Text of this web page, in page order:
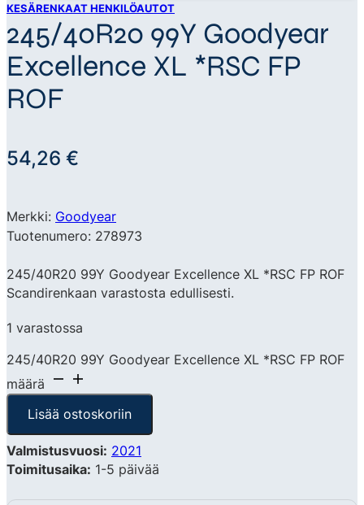
KESÄRENKAAT HENKILÖAUTOT
245/40R20 99Y Goodyear
Excellence XL *RSC FP
ROF
54,26 €
Merkki: Goodyear
Tuotenumero: 278973
245/40R20 99Y Goodyear Excellence XL *RSC FP ROF
Scandirenkaan varastosta edullisesti.
1 varastossa
245/40R20 99Y Goodyear Excellence XL *RSC FP ROF
määrä
Lisää ostoskoriin
Valmistusvuosi: 2021
Toimitusaika: 1-5 päivää